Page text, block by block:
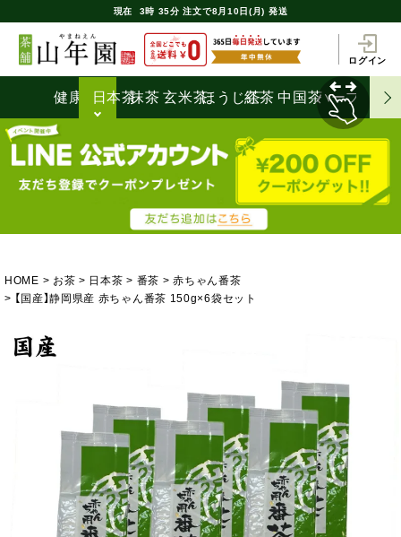
現在 3時 35分 注文で8月10日(月) 発送
ログイン
健康茶日本茶抹茶 玄米茶ほうじ茶
紅茶 中国茶ハーブティ
HOME お茶 日本茶 番茶
赤ちゃん番茶
【国産】静岡県産 赤ちゃん番茶 150g×6袋セット